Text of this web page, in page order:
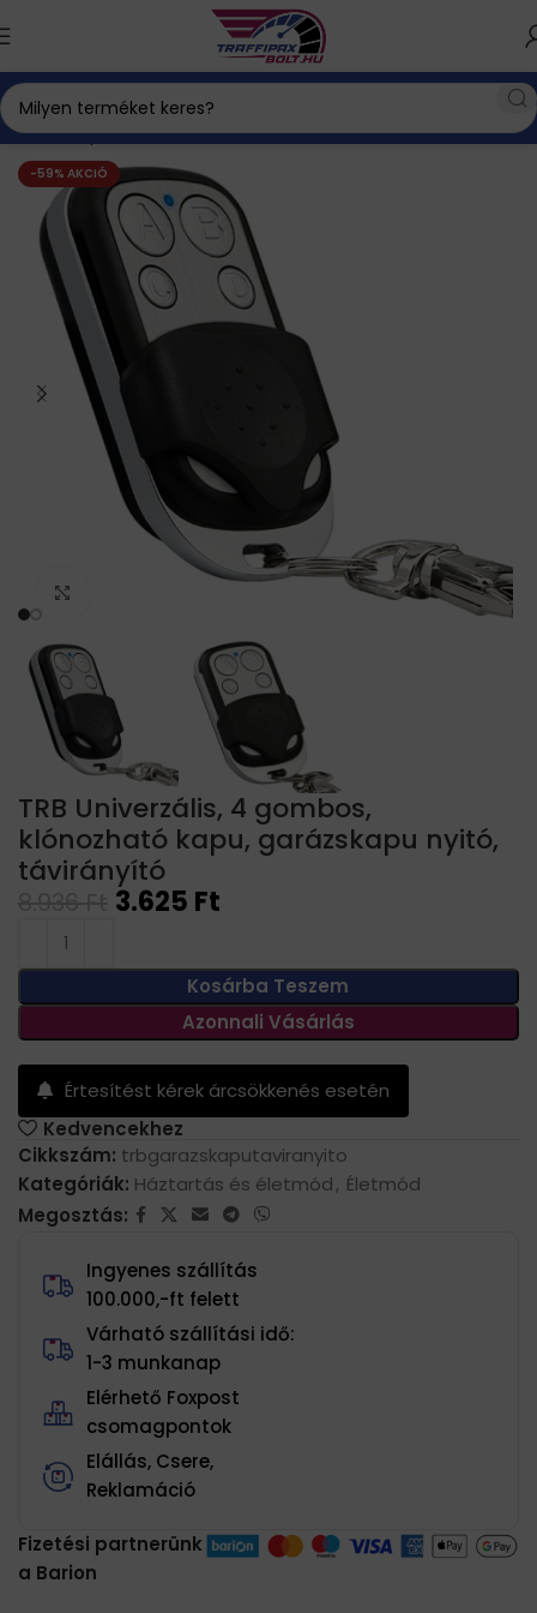
Kezdőlap Háztartás és életmód Életmód
-59% AKCIÓ
TRB Univerzális, 4 gombos,
klónozható kapu, garázskapu nyitó,
távirányító
3.625 Ft
Kosárba Teszem
Azonnali Vásárlás
Értesítést kérek árcsökkenés esetén
Kedvencekhez
Cikkszám: trbgarazskaputaviranyito
Kategóriák: Háztartás és életmód, Életmód
Megosztás:
Ingyenes szállítás
100.000,-ft felett
Várható szállítási idő:
1-3 munkanap
Elérhető Foxpost
csomagpontok
Elállás, Csere,
Reklamáció
Fizetési partnerünk
a Barion